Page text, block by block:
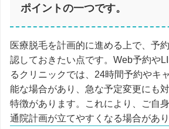
ポイントの一つです。
医療脱毛を計画的に進める上で、予
認しておきたい点です。Web予約や
るクリニックでは、24時間予約やキ
能な場合があり、急な予定変更にも
特徴があります。これにより、ご自
通院計画が立てやすくなる場合があ